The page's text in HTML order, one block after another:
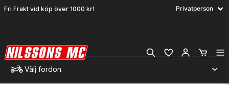
Fri Frakt vid köp över 1000 kr!
Välj fordon